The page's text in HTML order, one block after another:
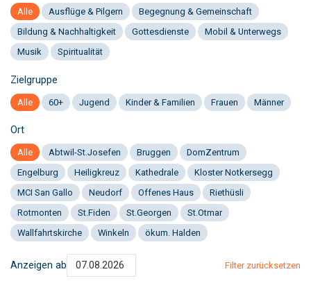
Alle Ausflüge & Pilgern
Begegnung & Gemeinschaft
Bildung & Nachhaltigkeit
Gottesdienste
Mobil & Unterwegs
Musik
Spiritualität
Zielgruppe
Alle 60+ Jugend Kinder & Familien Frauen Männer
Ort
Alle Abtwil-St.Josefen Bruggen
DomZentrum
Engelburg
Heiligkreuz Kathedrale
Kloster Notkersegg
MCI San Gallo
Neudorf Offenes Haus
Riethüsli
Rotmonten
St.Fiden St.Georgen
St.Otmar
Wallfahrtskirche
Winkeln ökum. Halden
Anzeigen ab Filter zurücksetzen